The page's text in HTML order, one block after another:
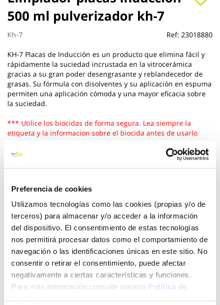
Preferencia de cookies
Utilizamos tecnologías como las cookies (propias y/o de
terceros) para almacenar y/o acceder a la información
del dispositivo. El consentimiento de estas tecnologías
nos permitirá procesar datos como el comportamiento de
navegación o las identificaciones únicas en este sitio. No
consentir o retirar el consentimiento, puede afectar
negativamente a ciertas características y funciones.
Para más información consulte nuestra Política de
500 ml pulverizador kh-7
Kh-7 Ref: 23018880
KH-7 Placas de Inducción es un producto que elimina fácil y
rápidamente la suciedad incrustada en la vitrocerámica
gracias a su gran poder desengrasante y reblandecedor de
grasas. Su fórmula con disolventes y su aplicación en espuma
permiten una aplicación cómoda y una mayor eficacia sobre
la suciedad.
*** Utilice los biocidas de forma segura. Lea siempre la
etiqueta y la informacion sobre el biocida antes de usarlo
Ver más
Añadir al carrito
Click&Collect - Recogida gratis
en nuestras tiendas
Envío a domicilio:
5 días hábiles
al
comienzo
de
la
de
imágenes